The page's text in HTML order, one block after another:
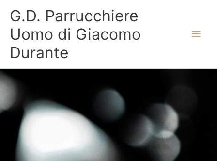
G.D. Parrucchiere
Uomo di Giacomo
Durante